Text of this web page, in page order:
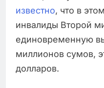
известно, что в
инвалиды Второй
единовременную
миллионов сумов,
долларов.